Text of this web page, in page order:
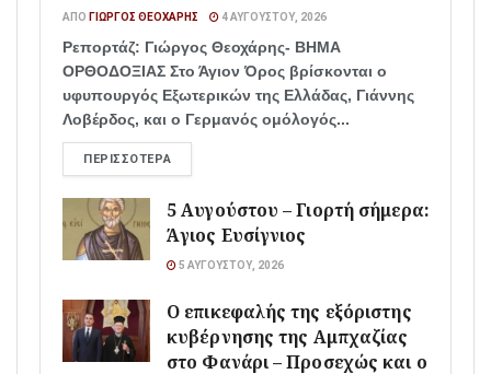
ΑΠΌ ΓΙΏΡΓΟΣ ΘΕΟΧΆΡΗΣ 4 ΑΥΓΟΎΣΤΟΥ, 2026
Ρεπορτάζ: Γιώργος Θεοχάρης- ΒΗΜΑ
ΟΡΘΟΔΟΞΙΑΣ Στο Άγιον Όρος βρίσκονται ο
υφυπουργός Εξωτερικών της Ελλάδας, Γιάννης
Λοβέρδος, και ο Γερμανός ομόλογός...
ΠΕΡΙΣΣΌΤΕΡΑ
5 Αυγούστου – Γιορτή σήμερα:
Άγιος Ευσίγνιος
5 ΑΥΓΟΎΣΤΟΥ, 2026
Ο επικεφαλής της εξόριστης
κυβέρνησης της Αμπχαζίας
στο Φανάρι – Προσεχώς και ο